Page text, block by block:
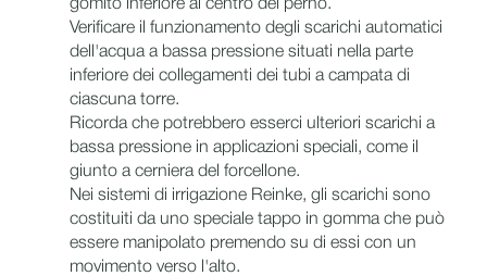
gomito inferiore al centro del perno.
Verificare il funzionamento degli scarichi automatici
dell'acqua a bassa pressione situati nella parte
inferiore dei collegamenti dei tubi a campata di
ciascuna torre.
Ricorda che potrebbero esserci ulteriori scarichi a
bassa pressione in applicazioni speciali, come il
giunto a cerniera del forcellone.
Nei sistemi di irrigazione Reinke, gli scarichi sono
costituiti da uno speciale tappo in gomma che può
essere manipolato premendo su di essi con un
movimento verso l'alto.